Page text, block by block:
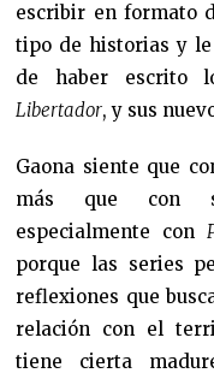
escribir en formato
tipo de historias y
de haber escrito
Libertador, y sus
Gaona siente que
más que con
especialmente con
porque las series
reflexiones que
relación con el
tiene cierta